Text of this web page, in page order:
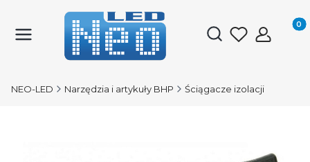
Otwórz
NEO-LED Narzędzia i artykuły BHP Ściągacze izolacji